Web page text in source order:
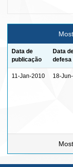
Data de
publicação
Data
defesa
11-Jan-2010 18-